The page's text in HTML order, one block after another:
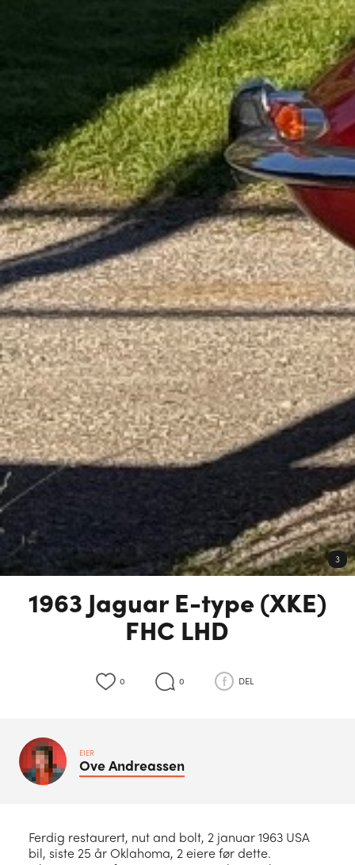
3
1963 Jaguar E-type (XKE)
FHC LHD
0 0 DEL
EIER
OveAndreassen
Ferdig restaurert, nut and bolt, 2 januar 1963 USA
bil, siste 25 år Oklahoma, 2 eiere før dette.